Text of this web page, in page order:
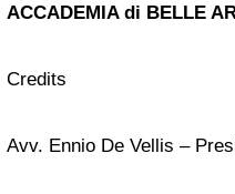
ACCADEMIA di BELLE
Credits
Avv. Ennio De Vellis –